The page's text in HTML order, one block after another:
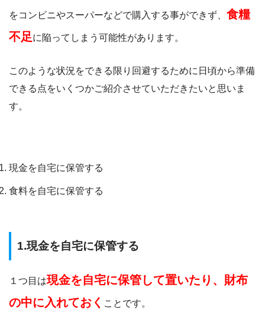
をコンビニやスーパーなどで購入する事ができず、 食糧
不足に陥ってしまう可能性があります。
このような状況をできる限り回避するために日頃から準備
できる点をいくつかご紹介させていただきたいと思いま
す。
現金を自宅に保管する
食料を自宅に保管する
1.現金を自宅に保管する
１つ目は現金を自宅に保管して置いたり、財布
の中に入れておく ことです。